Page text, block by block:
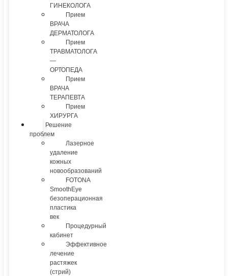
ГИНЕКОЛОГА
Прием
ВРАЧА
ДЕРМАТОЛОГА
Прием
ТРАВМАТОЛОГА
—
ОРТОПЕДА
Прием
ВРАЧА
ТЕРАПЕВТА
Прием
ХИРУРГА
Решение
проблем
Лазерное
удаление
кожных
новообразований
FOTONA
SmoothEye
безоперационная
пластика
век
Процедурный
кабинет
Эффективное
лечение
растяжек
(стрий)